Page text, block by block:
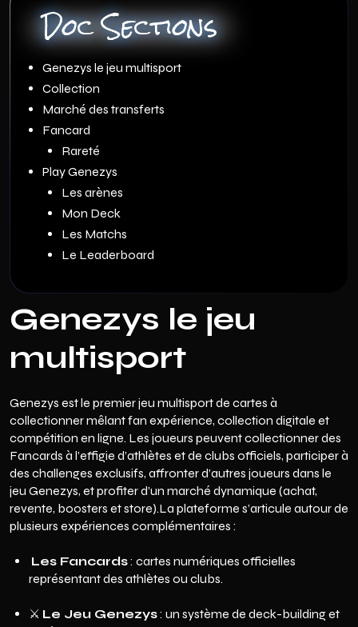
Doc Sections
Genezys le jeu multisport
Collection
Marché des transferts
Fancard
Rareté
Play Genezys
Les arènes
Mon Deck
Les Matchs
Le Leaderboard
Genezys le jeu
multisport
Genezys est le premier jeu multisport de cartes à
collectionner mêlant fan expérience, collection digitale et
compétition en ligne. Les joueurs peuvent collectionner des
Fancards à l’effigie d’athlètes et de clubs officiels, participer à
des challenges exclusifs, affronter d’autres joueurs dans le
jeu Genezys, et profiter d’un marché dynamique (achat,
revente, boosters et store).La plateforme s’articule autour de
plusieurs expériences complémentaires :
Les Fancards: cartes numériques officielles
représentant des athlètes ou clubs.
⚔️ Le Jeu Genezys: un système de deck-building et